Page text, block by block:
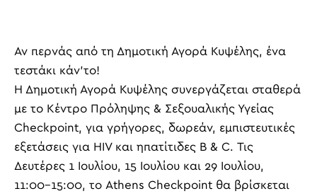
Αν περνάς από τη Δημοτική Αγορά Κυψέλης, ένα
τεστάκι κάν’το!
Η Δημοτική Αγορά Κυψέλης συνεργάζεται σταθερά
με το Κέντρο Πρόληψης & Σεξουαλικής Υγείας
Checkpoint, για γρήγορες, δωρεάν, εμπιστευτικές
εξετάσεις για HIV και ηπατίτιδες B & C. Τις
Δευτέρες 1 Ιουλίου, 15 Ιουλίου και 29 Ιουλίου,
11:00-15:00, το Athens Checkpoint θα βρίσκεται